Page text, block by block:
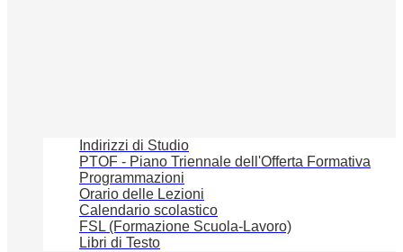
Indirizzi di Studio
PTOF - Piano Triennale dell'Offerta Formativa
Programmazioni
Orario delle Lezioni
Calendario scolastico
FSL (Formazione Scuola-Lavoro)
Libri di Testo